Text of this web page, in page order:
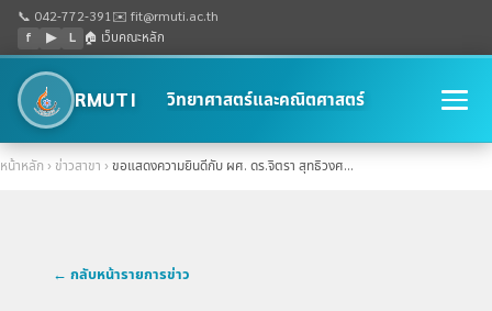
📞 042-772-391✉️ fit@rmuti.ac.th
f ▶ L 🏠 เว็บคณะหลัก
RMUTI วิทยาศาสตร์และคณิตศาสตร์
หน้าหลัก › ข่าวสาขา › ขอแสดงความยินดีกับ ผศ. ดร.จิตรา สุทธิวงศ...
← กลับหน้ารายการข่าว